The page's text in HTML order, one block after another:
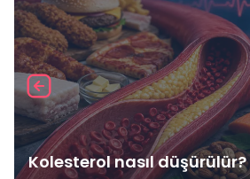
Kolesterol nasıl düşürülür?